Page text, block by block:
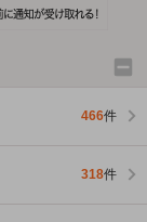
466件
318件